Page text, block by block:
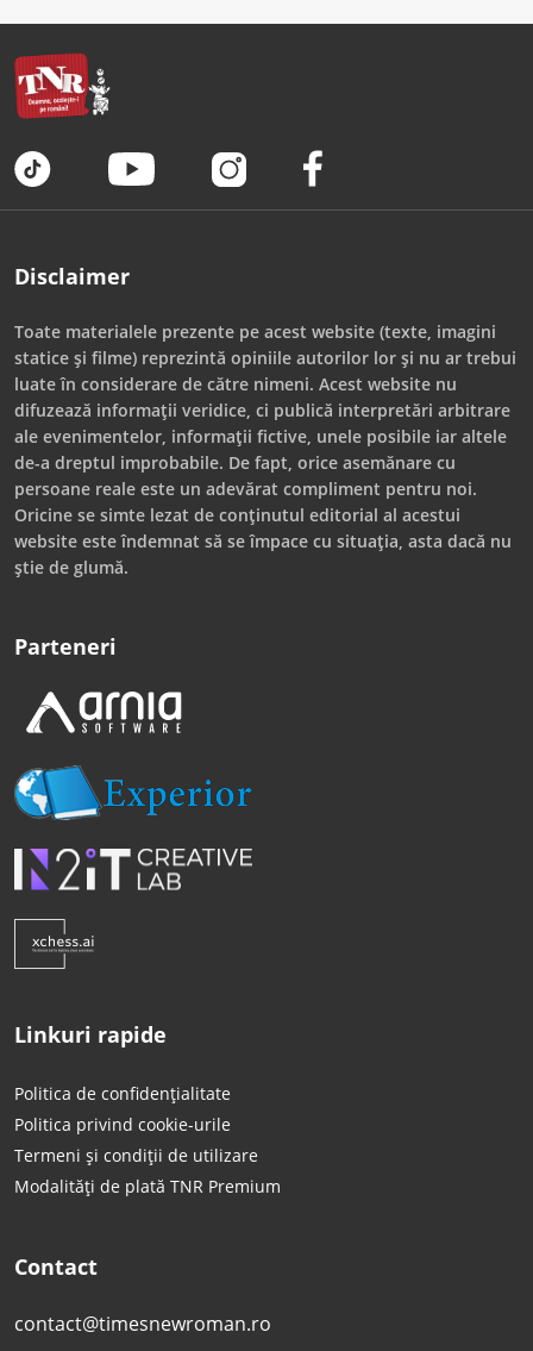
Disclaimer
Toate materialele prezente pe acest website (texte, imagini
statice și filme) reprezintă opiniile autorilor lor și nu ar trebui
luate în considerare de către nimeni. Acest website nu
difuzează informații veridice, ci publică interpretări arbitrare
ale evenimentelor, informații fictive, unele posibile iar altele
de-a dreptul improbabile. De fapt, orice asemănare cu
persoane reale este un adevărat compliment pentru noi.
Oricine se simte lezat de conținutul editorial al acestui
website este îndemnat să se împace cu situația, asta dacă nu
știe de glumă.
Parteneri
Linkuri rapide
Politica de confidențialitate
Politica privind cookie-urile
Termeni și condiții de utilizare
Modalități de plată TNR Premium
Contact
contact@timesnewroman.ro